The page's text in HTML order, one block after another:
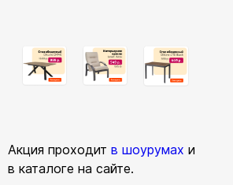
Акция проходит в шоурумах и
в каталоге на сайте.